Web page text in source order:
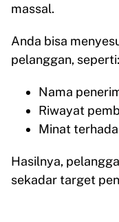
massal.
Anda bisa
pelanggan, seperti:
Nama
Riwayat
Minat
Hasilnya,
sekadar target